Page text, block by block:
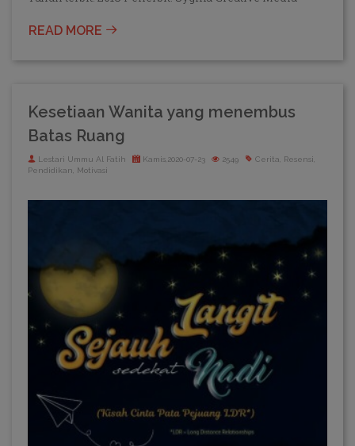
READ MORE
Kesetiaan Wanita yang menembus
Batas Ruang
Lestari Ummu Al Fatih Kamis,2020-07-23 2549
Cerita, Resensi,
Pendidikan, Motivasi